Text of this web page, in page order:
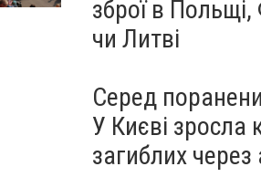
зброї в Польщі,
чи Литві
Серед
У Києві зросла
загиблих